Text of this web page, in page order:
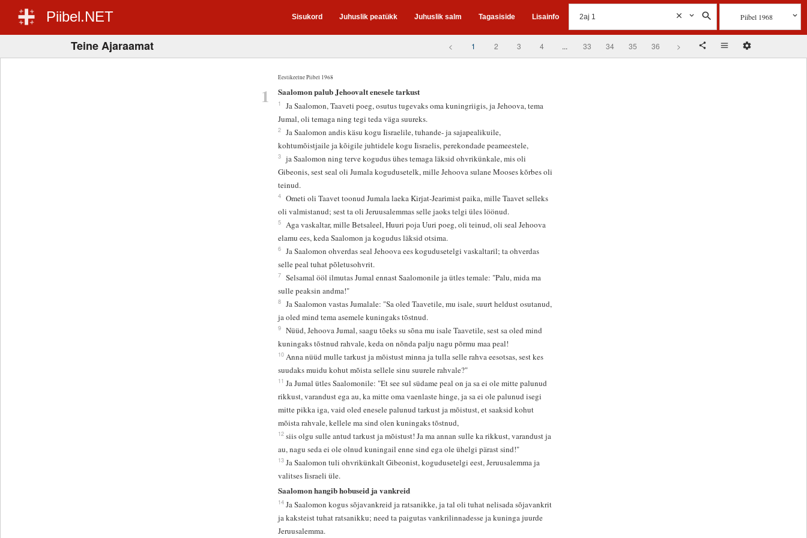
Piibel.NET Sisukord Juhuslik peatükk Juhuslik salm Tagasiside Lisainfo Piibel 1968
Teine Ajaraamat < 1 2 3 4 ... 33 34 35 36 >
Eestikeelne Piibel 1968
1 Saalomon palub Jehoovalt enesele tarkust
1
Ja Saalomon, Taaveti poeg, osutus tugevaks oma kuningriigis, ja Jehoova, tema
Jumal, oli temaga ning tegi teda väga suureks.
2
Ja Saalomon andis käsu kogu Iisraelile, tuhande- ja sajapealikuile,
kohtumõistjaile ja kõigile juhtidele kogu Iisraelis, perekondade peameestele,
3
ja Saalomon ning terve kogudus ühes temaga läksid ohvrikünkale, mis oli
Gibeonis, sest seal oli Jumala kogudusetelk, mille Jehoova sulane Mooses kõrbes oli
teinud.
4
Ometi oli Taavet toonud Jumala laeka Kirjat-Jearimist paika, mille Taavet selleks
oli valmistanud; sest ta oli Jeruusalemmas selle jaoks telgi üles löönud.
5
Aga vaskaltar, mille Betsaleel, Huuri poja Uuri poeg, oli teinud, oli seal Jehoova
elamu ees, keda Saalomon ja kogudus läksid otsima.
6
Ja Saalomon ohverdas seal Jehoova ees kogudusetelgi vaskaltaril; ta ohverdas
selle peal tuhat põletusohvrit.
7
Selsamal ööl ilmutas Jumal ennast Saalomonile ja ütles temale: "Palu, mida ma
sulle peaksin andma!"
8
Ja Saalomon vastas Jumalale: "Sa oled Taavetile, mu isale, suurt heldust osutanud,
ja oled mind tema asemele kuningaks tõstnud.
9
Nüüd, Jehoova Jumal, saagu tõeks su sõna mu isale Taavetile, sest sa oled mind
kuningaks tõstnud rahvale, keda on nõnda palju nagu põrmu maa peal!
10 Anna nüüd mulle tarkust ja mõistust minna ja tulla selle rahva eesotsas, sest kes
suudaks muidu kohut mõista sellele sinu suurele rahvale?"
11 Ja Jumal ütles Saalomonile: "Et see sul südame peal on ja sa ei ole mitte palunud
rikkust, varandust ega au, ka mitte oma vaenlaste hinge, ja sa ei ole palunud isegi
mitte pikka iga, vaid oled enesele palunud tarkust ja mõistust, et saaksid kohut
mõista rahvale, kellele ma sind olen kuningaks tõstnud,
12 siis olgu sulle antud tarkust ja mõistust! Ja ma annan sulle ka rikkust, varandust ja
au, nagu seda ei ole olnud kuningail enne sind ega ole ühelgi pärast sind!"
13 Ja Saalomon tuli ohvrikünkalt Gibeonist, kogudusetelgi eest, Jeruusalemma ja
valitses Iisraeli üle.
Saalomon hangib hobuseid ja vankreid
14 Ja Saalomon kogus sõjavankreid ja ratsanikke, ja tal oli tuhat nelisada sõjavankrit
ja kaksteist tuhat ratsanikku; need ta paigutas vankrilinnadesse ja kuninga juurde
Jeruusalemma.